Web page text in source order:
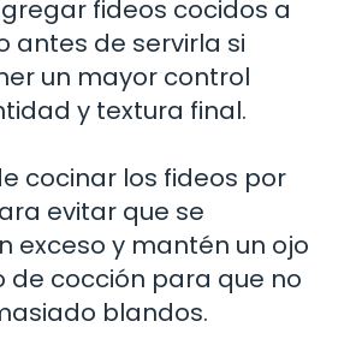
fideos cocidos a
antes de servirla si
un mayor control
y textura final.
cocinar los fideos por
evitar que se
exceso y mantén un ojo
de cocción para que no
blandos.